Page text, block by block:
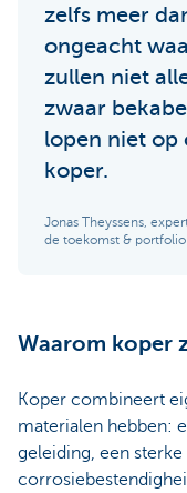
zelfs meer
ongeacht
zullen niet
zwaar
lopen niet op
koper.
Jonas Theyssens,
de toekomst &
Waarom koper
Koper combineert
materialen hebben:
geleiding, een